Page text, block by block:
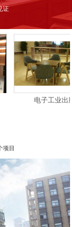
证
电子工业出版社
项目